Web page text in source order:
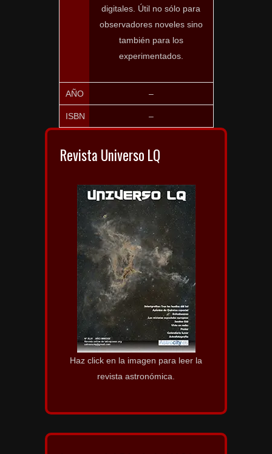
digitales. Útil no sólo para
observadores noveles sino
también para los
experimentados.
AÑO –
ISBN –
Revista Universo LQ
Haz click en la imagen para leer la
revista astronómica.